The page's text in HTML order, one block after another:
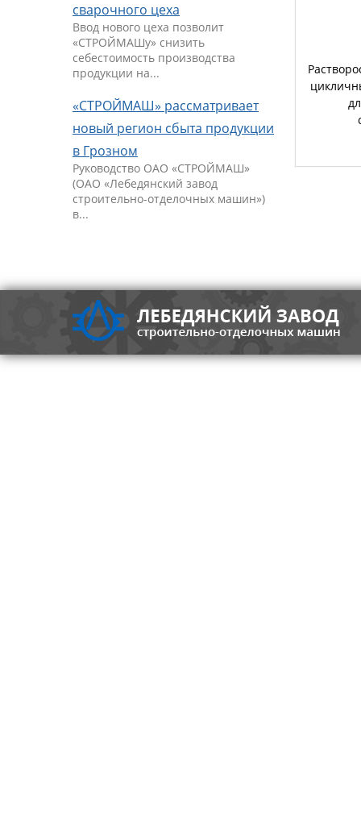
сварочного цеха
Ввод нового цеха позволит
«СТРОЙМАШу» снизить
себестоимость производства
продукции на...
«СТРОЙМАШ» рассматривает
новый регион сбыта продукции
в Грозном
Руководство ОАО «СТРОЙМАШ»
(ОАО «Лебедянский завод
строительно-отделочных машин»)
в...